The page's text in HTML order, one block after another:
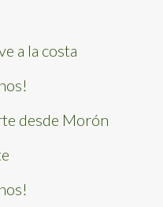
a la costa
desde Morón